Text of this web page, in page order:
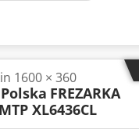
1600 × 360
FREZARKA
XL6436CL